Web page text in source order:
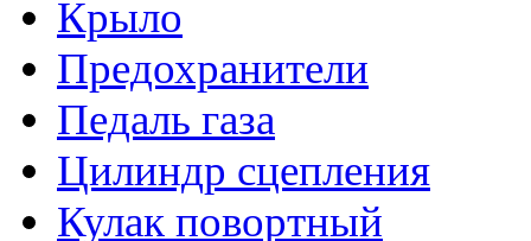
Крыло
Предохранители
Педаль газа
Цилиндр сцепления
Кулак повортный